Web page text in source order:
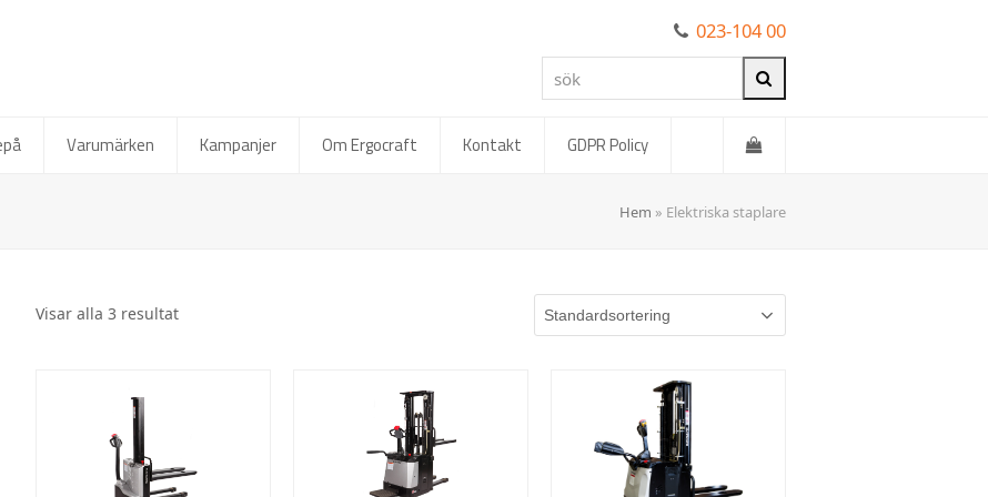
023-104 00
sök
Varumärken Kampanjer Om Ergocraft Kontakt GDPR Policy
Hem » Elektriska staplare
Visar alla 3 resultat